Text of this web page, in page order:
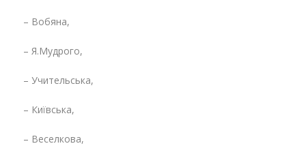
– Вобяна,
– Я.Мудрого,
– Учительська,
– Київська,
– Веселкова,